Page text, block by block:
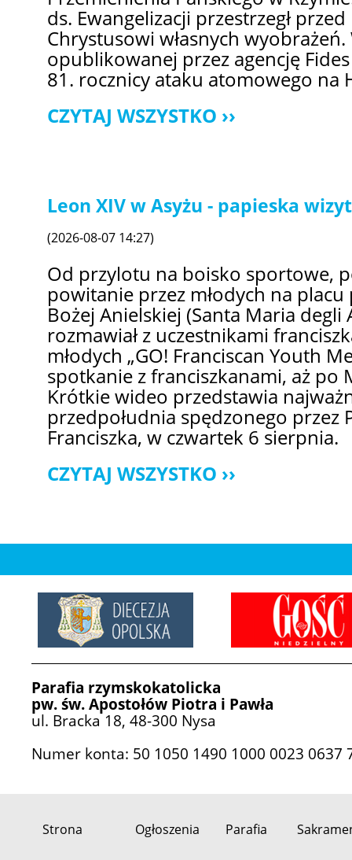
ds. Ewangelizacji przestrzegł
Chrystusowi własnych
opublikowanej przez agencję
81. rocznicy ataku atomowego na
CZYTAJ WSZYSTKO
Leon XIV w Asyżu - papieska
(2026-08-07 14:27)
Od przylotu na boisko sportowe,
powitanie przez młodych na
Bożej Anielskiej (Santa Maria degli
rozmawiał z uczestnikami
młodych „GO! Franciscan Youth
spotkanie z franciszkanami, aż po
Krótkie wideo przedstawia
przedpołudnia spędzonego przez
Franciszka, w czwartek 6 sierpnia.
CZYTAJ WSZYSTKO
Parafia rzymskokatolicka
pw. św. Apostołów Piotra i Pawła
ul. Bracka 18, 48-300 Nysa
Numer konta: 50 1050 1490 1000 0023 0637
PrzeskoczStrona Ogłoszenia Parafia